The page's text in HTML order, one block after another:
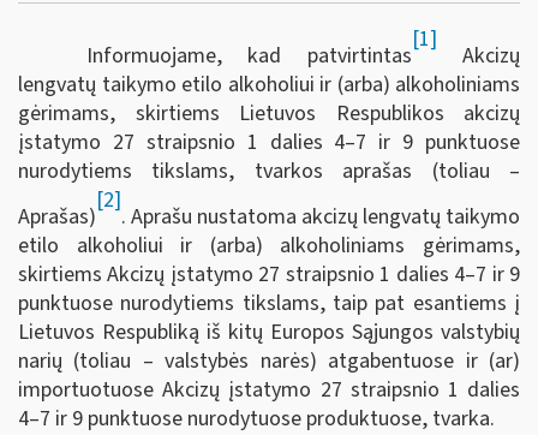
Informuojame, kad patvirtintas
[1]
Akcizų
lengvatų taikymo etilo alkoholiui ir (arba) alkoholiniams
gėrimams, skirtiems Lietuvos Respublikos akcizų
įstatymo 27 straipsnio 1 dalies 4–7 ir 9 punktuose
nurodytiems tikslams, tvarkos aprašas (toliau –
Aprašas)
[2]
. Aprašu nustatoma akcizų lengvatų taikymo
etilo alkoholiui ir (arba) alkoholiniams gėrimams,
skirtiems Akcizų įstatymo 27 straipsnio 1 dalies 4–7 ir 9
punktuose nurodytiems tikslams, taip pat esantiems į
Lietuvos Respubliką iš kitų Europos Sąjungos valstybių
narių (toliau – valstybės narės) atgabentuose ir (ar)
importuotuose Akcizų įstatymo 27 straipsnio 1 dalies
4–7 ir 9 punktuose nurodytuose produktuose, tvarka.